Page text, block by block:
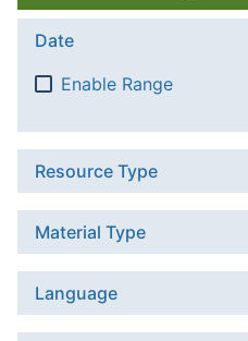
Date
Enable Range
Resource Type
Material Type
Language